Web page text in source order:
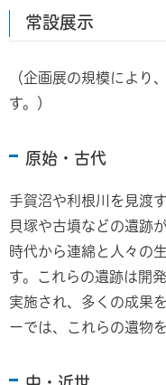
常設展示
（企画展の規模により
す。）
原始・古代
手賀沼や利根川を見渡
貝塚や古墳などの遺跡
時代から連綿と人々の
す。これらの遺跡は開
実施され、多くの成果
ーでは、これらの遺物